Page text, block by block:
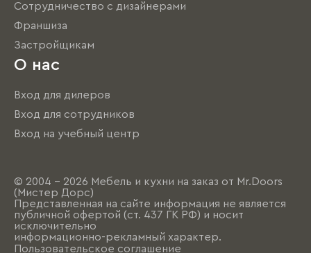
Сотрудничество с дизайнерами
Франшиза
Застройщикам
О нас
Вход для дилеров
Вход для сотрудников
Вход на учебный центр
© 2004 - 2026 Мебель и кухни на заказ от Mr.Doors
(Мистер Дорс)
Представленная на сайте информация не является
публичной офертой (ст. 437 ГК РФ) и носит
исключительно
информационно-рекламный характер.
Пользовательское соглашение